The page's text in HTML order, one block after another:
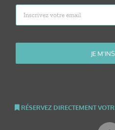
RÉSERVEZ DIRECTEMENT